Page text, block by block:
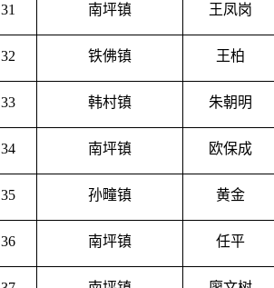
31 南坪镇 王凤岗
32 铁佛镇 王柏
33 韩村镇 朱朝明
34 南坪镇 欧保成
35 孙疃镇 黄金
36 南坪镇 任平